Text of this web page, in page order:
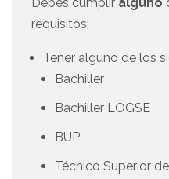
requisitos:
Tener alguno de los
Bachiller
Bachiller LOGSE
BUP
Técnico Superior